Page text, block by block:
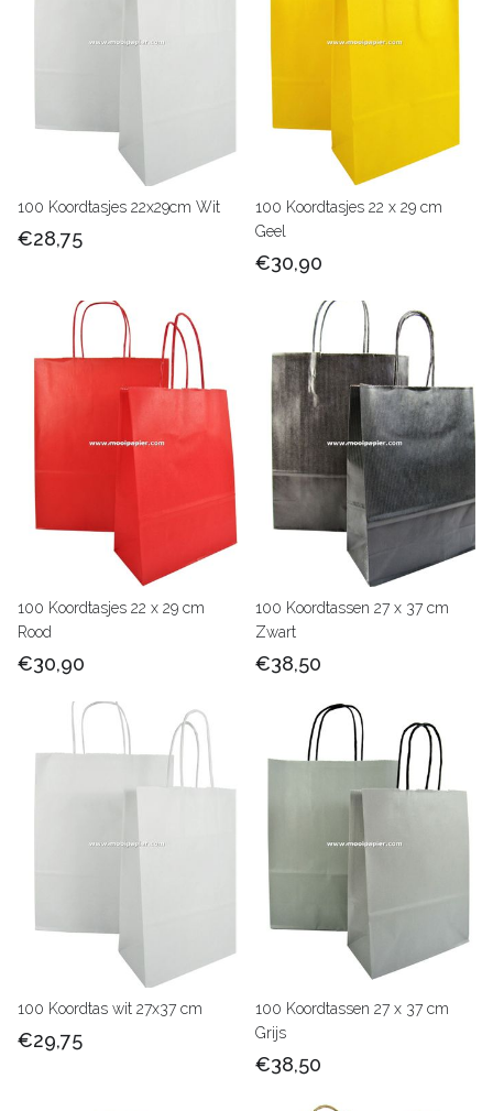
100 Koordtasjes 22x29cm Wit
€28,75
100 Koordtasjes 22 x 29 cm
Geel
€30,90
100 Koordtasjes 22 x 29 cm
Rood
€30,90
100 Koordtassen 27 x 37 cm
Zwart
€38,50
100 Koordtas wit 27x37 cm
€29,75
100 Koordtassen 27 x 37 cm
Grijs
€38,50